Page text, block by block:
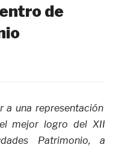
de
a una representación
mejor logro del XII
Patrimonio, a